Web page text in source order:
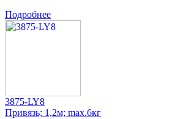
Подробнее
3875-LY8
Привязь; 1,2м; max.6кг